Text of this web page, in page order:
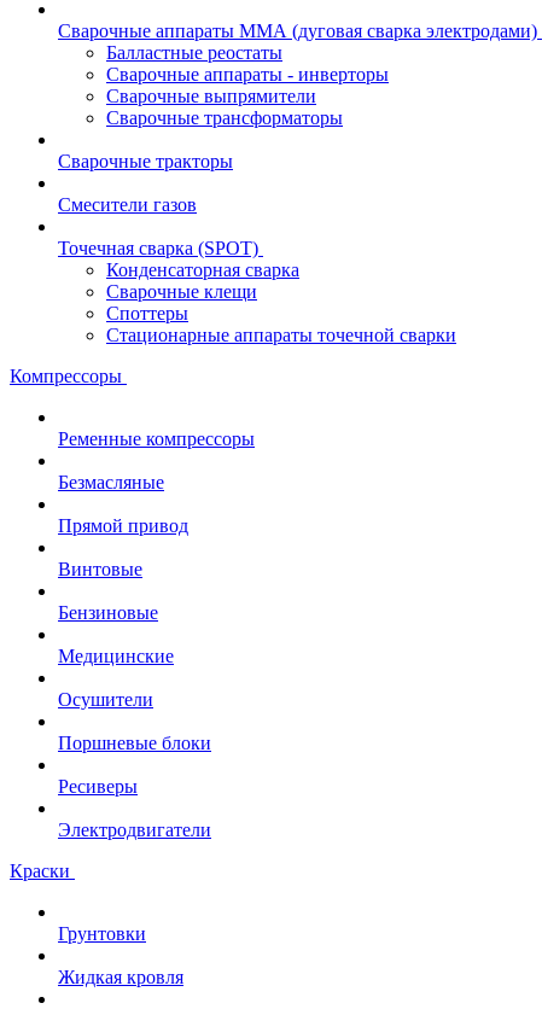
Сварочные аппараты ММА (дуговая сварка электродами)
Балластные реостаты
Сварочные аппараты - инверторы
Сварочные выпрямители
Сварочные трансформаторы
Сварочные тракторы
Смесители газов
Точечная сварка (SPOT)
Конденсаторная сварка
Сварочные клещи
Споттеры
Стационарные аппараты точечной сварки
Компрессоры
Ременные компрессоры
Безмасляные
Прямой привод
Винтовые
Бензиновые
Медицинские
Осушители
Поршневые блоки
Ресиверы
Электродвигатели
Краски
Грунтовки
Жидкая кровля